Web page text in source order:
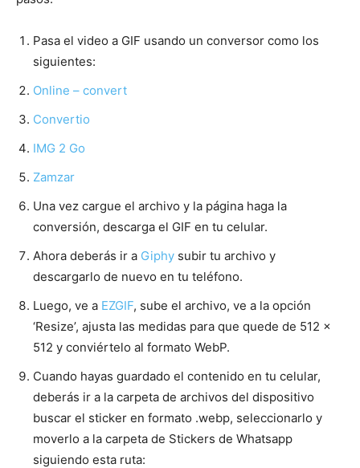
Pasa el video a GIF usando un conversor como los
siguientes:
Online – convert
Convertio
IMG 2 Go
Zamzar
Una vez cargue el archivo y la página haga la
conversión, descarga el GIF en tu celular.
Ahora deberás ir a Giphy subir tu archivo y
descargarlo de nuevo en tu teléfono.
Luego, ve a EZGIF, sube el archivo, ve a la opción
‘Resize’, ajusta las medidas para que quede de 512 x
512 y conviértelo al formato WebP.
Cuando hayas guardado el contenido en tu celular,
deberás ir a la carpeta de archivos del dispositivo
buscar el sticker en formato .webp, seleccionarlo y
moverlo a la carpeta de Stickers de Whatsapp
siguiendo esta ruta: